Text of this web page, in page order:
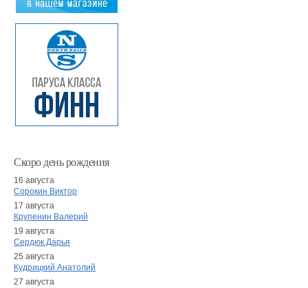
Скоро день рождения
16 августа
Сорокин Виктор
17 августа
Крупенин Валерий
19 августа
Сердюк Дарья
25 августа
Кудрицкий Анатолий
27 августа